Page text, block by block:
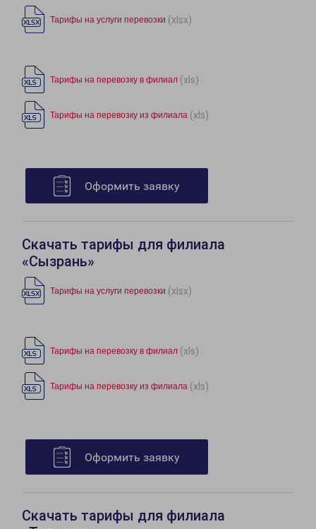
Тарифы на услуги перевозки (xlsx)
Тарифы на перевозку в филиал (xls)
Тарифы на перевозку из филиала (xls)
Оформить заявку
Скачать тарифы для филиала
«Сызрань»
Тарифы на услуги перевозки (xlsx)
Тарифы на перевозку в филиал (xls)
Тарифы на перевозку из филиала (xls)
Оформить заявку
Скачать тарифы для филиала